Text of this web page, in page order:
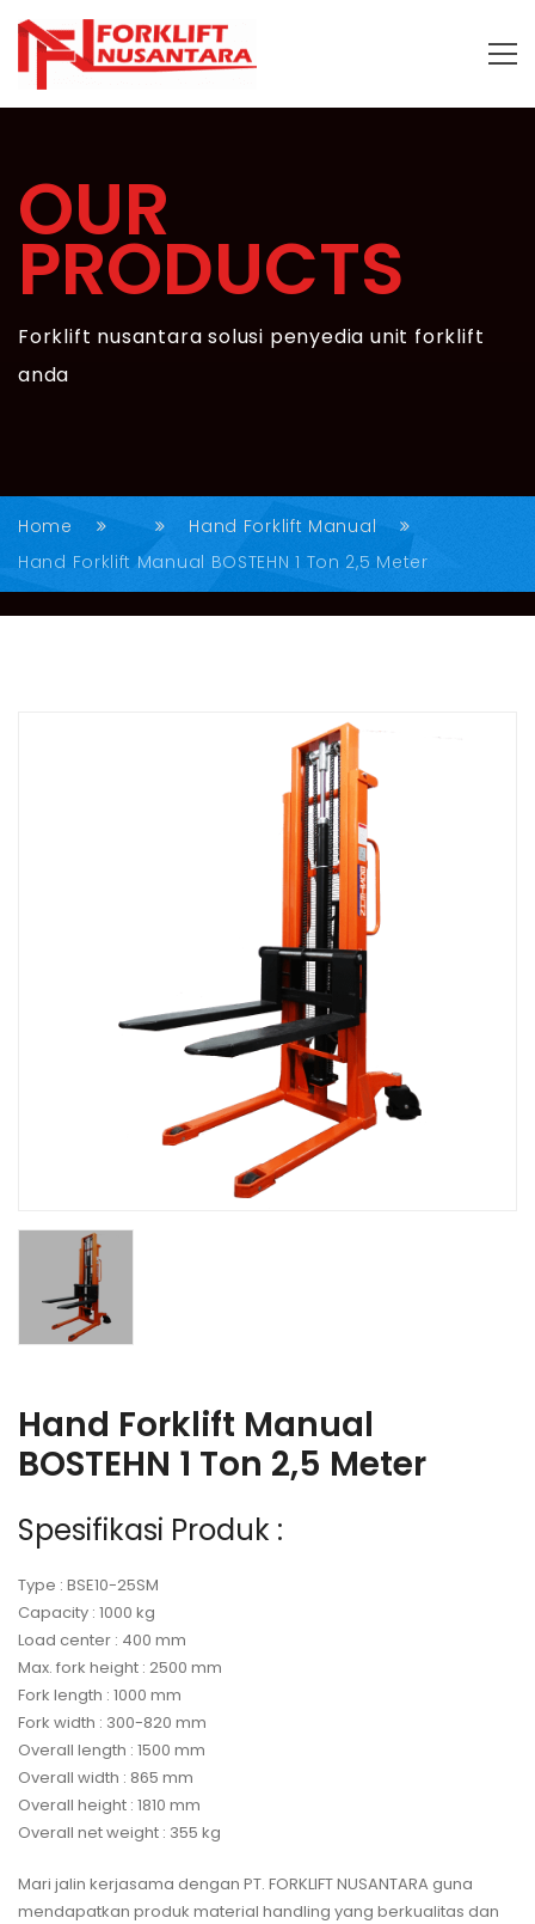
OUR
PRODUCTS
Forklift nusantara solusi penyedia unit forklift
anda
Home
Hand Forklift Manual
Hand Forklift Manual BOSTEHN 1 Ton 2,5 Meter
Hand Forklift Manual
BOSTEHN 1 Ton 2,5 Meter
Spesifikasi Produk :
Type : BSE10-25SM
Capacity : 1000 kg
Load center : 400 mm
Max. fork height : 2500 mm
Fork length : 1000 mm
Fork width : 300-820 mm
Overall length : 1500 mm
Overall width : 865 mm
Overall height : 1810 mm
Overall net weight : 355 kg
Mari jalin kerjasama dengan PT. FORKLIFT NUSANTARA guna
mendapatkan produk material handling yang berkualitas dan